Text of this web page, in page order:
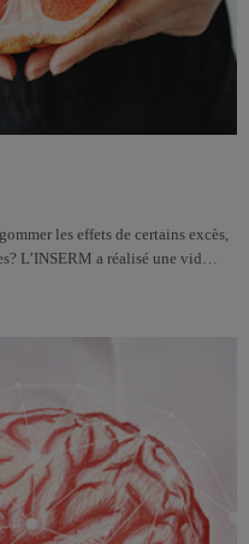
les effets de certains excès,
L’INSERM a réalisé une vid…